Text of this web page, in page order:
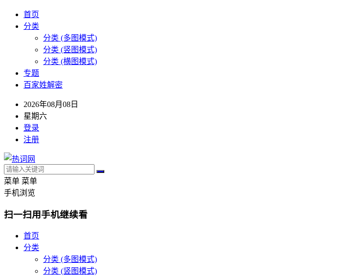
首页
分类
分类 (多图模式)
分类 (竖图模式)
分类 (横图模式)
专题
百家姓解密
2026年08月08日
星期六
登录
注册
菜单 菜单
手机浏览
扫一扫用手机继续看
首页
分类
分类 (多图模式)
分类 (竖图模式)